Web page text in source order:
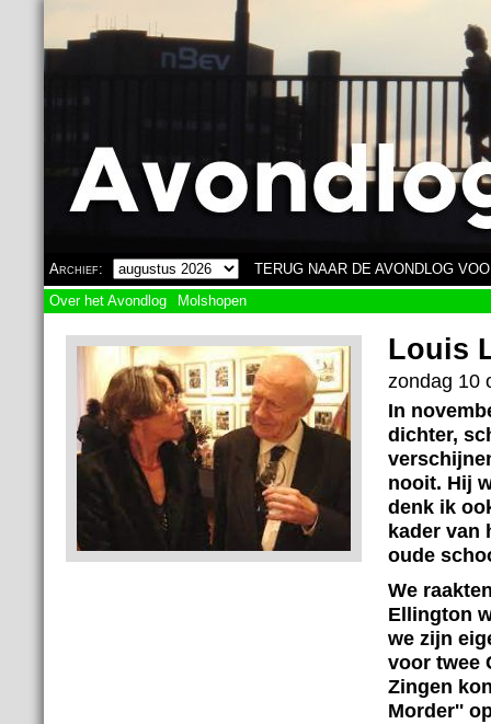
Overslaan en naar de algemene inhoud gaan
Archief:
TERUG NAAR DE AVONDLOG
Over het Avondlog
Molshopen
Louis
zondag 10
In
dichter,
nooit. Hij
denk ik
kader van
oude
We
Ellington
we zijn
voor twee
Zingen
Morder''